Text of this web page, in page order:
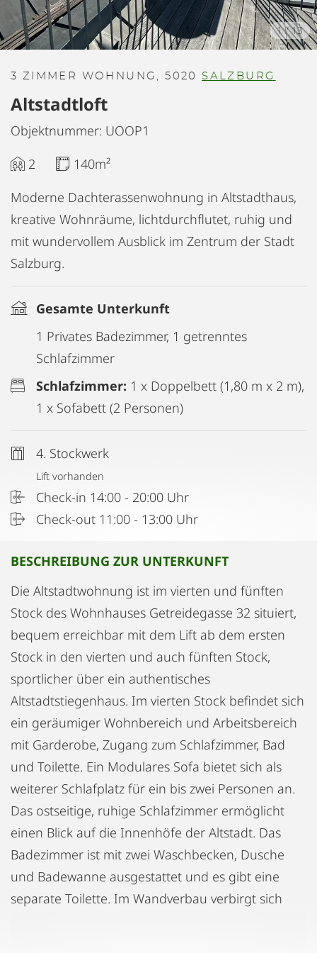
1/13
3 ZIMMER WOHNUNG, 5020 SALZBURG
Altstadtloft
Objektnummer: UOOP1
2
140m²
Moderne Dachterassenwohnung in Altstadthaus,
kreative Wohnräume, lichtdurchflutet, ruhig und
mit wundervollem Ausblick im Zentrum der Stadt
Salzburg.
Gesamte Unterkunft
1 Privates Badezimmer, 1 getrenntes
Schlafzimmer
Schlafzimmer: 1 x Doppelbett (1,80 m x 2 m),
1 x Sofabett (2 Personen)
4. Stockwerk
Lift vorhanden
Check-in 14:00 - 20:00 Uhr
Check-out 11:00 - 13:00 Uhr
BESCHREIBUNG ZUR UNTERKUNFT
Die Altstadtwohnung ist im vierten und fünften
Stock des Wohnhauses Getreidegasse 32 situiert,
bequem erreichbar mit dem Lift ab dem ersten
Stock in den vierten und auch fünften Stock,
sportlicher über ein authentisches
Altstadtstiegenhaus. Im vierten Stock befindet sich
ein geräumiger Wohnbereich und Arbeitsbereich
mit Garderobe, Zugang zum Schlafzimmer, Bad
und Toilette. Ein Modulares Sofa bietet sich als
weiterer Schlafplatz für ein bis zwei Personen an.
Das ostseitige, ruhige Schlafzimmer ermöglicht
einen Blick auf die Innenhöfe der Altstadt. Das
Badezimmer ist mit zwei Waschbecken, Dusche
und Badewanne ausgestattet und es gibt eine
separate Toilette. Im Wandverbau verbirgt sich